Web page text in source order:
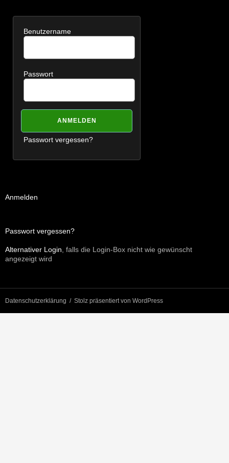
Benutzername
Passwort
Passwort vergessen?
Anmelden
Passwort vergessen?
Alternativer Login , falls die Login-Box nicht wie gewünscht
angezeigt wird
Datenschutzerklärung Stolz präsentiert von WordPress